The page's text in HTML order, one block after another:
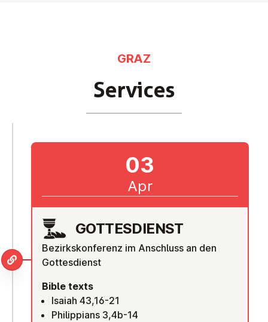
Services
GRAZ
GOTTES­DI­ENST
Bezirkskonferenz im Anschluss an den
Gottesdienst
Bible texts
Isaiah 43,16-21
Philippians 3,4b-14
03
Apr